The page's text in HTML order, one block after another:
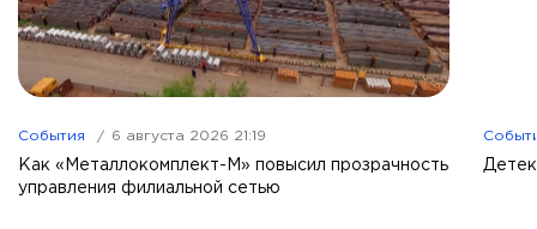
События 6 августа 2026 21:19
Как «Металлокомплект-М» повысил прозрачность
управления филиальной сетью